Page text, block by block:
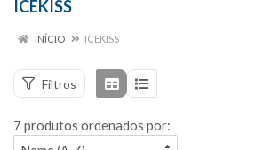
ICEKISS
INÍCIO ICEKISS
Filtros
7 produtos ordenados por: